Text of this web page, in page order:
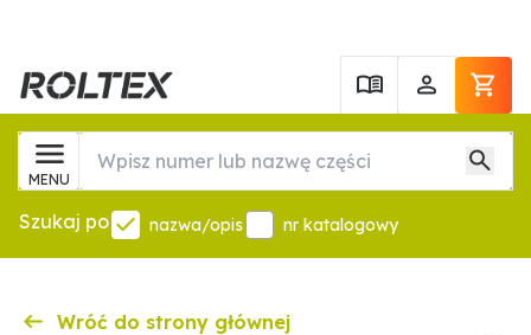
MENU
Szukaj po nazwa/opis nr katalogowy
Wróć do strony głównej